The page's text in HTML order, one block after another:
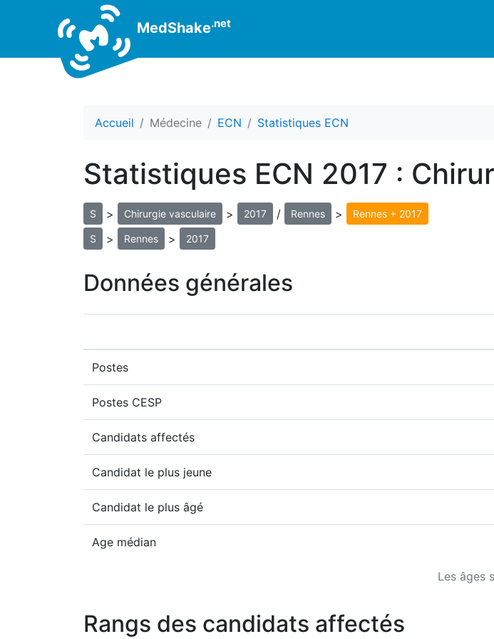
MedShake.net
Accueil Médecine ECN Statistiques ECN
Statistiques ECN 2017 :
S > Chirurgie vasculaire > 2017 / Rennes > Rennes + 2017
S > Rennes > 2017
Données générales
Les âges
Postes
Postes CESP
Candidats affectés
Candidat le plus jeune
Candidat le plus âgé
Age médian
Rangs des candidats affectés